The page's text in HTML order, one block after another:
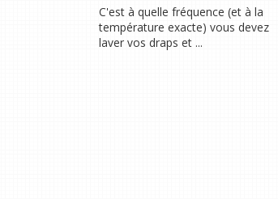
C'est à quelle fréquence (et à la
température exacte) vous devez
laver vos draps et ...